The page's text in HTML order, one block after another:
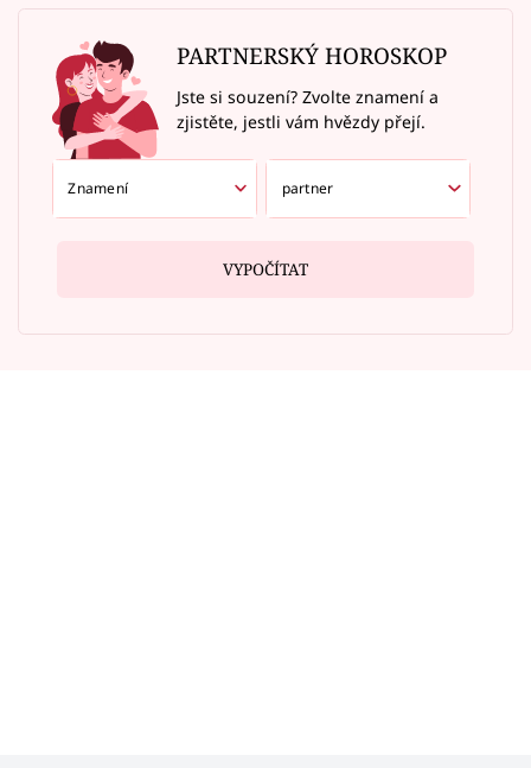
PARTNERSKÝ HOROSKOP
Jste si souzení? Zvolte znamení a
zjistěte, jestli vám hvězdy přejí.
VYPOČÍTAT